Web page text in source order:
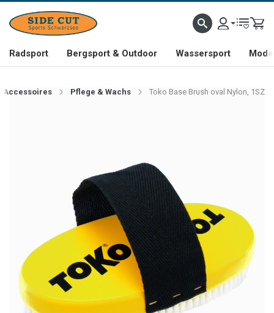
Radsport Bergsport & Outdoor Wassersport
Accessoires Pflege & Wachs Toko Base Brush oval Nylon, 1SZ